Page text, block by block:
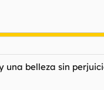
belleza sin